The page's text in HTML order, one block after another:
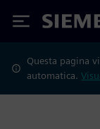
Siemens
Questa pagina
automatica.